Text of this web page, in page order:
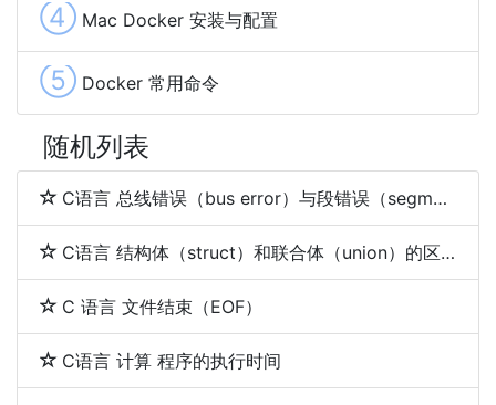
④ Mac Docker 安装与配置
⑤ Docker 常用命令
随机列表
C语言 总线错误（bus error）与段错误（segmentation fault）
C语言 结构体（struct）和联合体（union）的区别
C 语言 文件结束（EOF）
C语言 计算 程序的执行时间